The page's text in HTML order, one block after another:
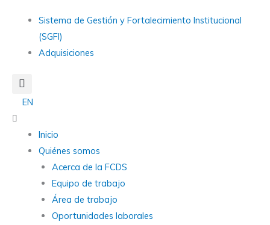
contenido
Main
Sistema de Gestión y Fortalecimiento Institucional
(SGFI)
Adquisiciones
EN
Main
Menu
Inicio
Quiénes somos
Acerca de la FCDS
Equipo de trabajo
Área de trabajo
Oportunidades laborales